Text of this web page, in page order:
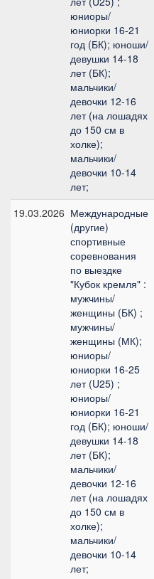
юниоры/
юниорки 16-21
год (БК); юноши/
девушки 14-18
лет (БК);
мальчики/
девочки 12-16
лет (на лошадях
до 150 см в
холке);
мальчики/
девочки 10-14
лет;
19.03.2026 Международные
(другие)
спортивные
соревнования
по выездке
"Кубок кремля" :
мужчины/
женщины (БК) ;
мужчины/
женщины (МК);
юниоры/
юниорки 16-25
лет (U25) ;
юниоры/
юниорки 16-21
год (БК); юноши/
девушки 14-18
лет (БК);
мальчики/
девочки 12-16
лет (на лошадях
до 150 см в
холке);
мальчики/
девочки 10-14
лет;